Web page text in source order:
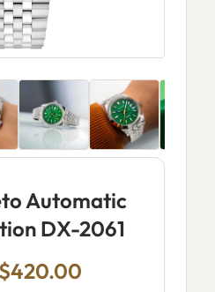
Automatic
DX-2061
$420.00